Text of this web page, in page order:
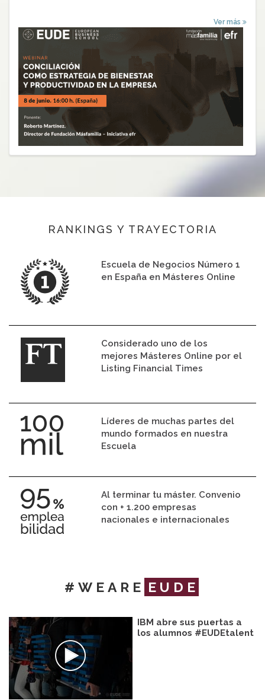
Ver más
RANKINGS Y TRAYECTORIA
Escuela de Negocios Número 1
en España en Másteres Online
Considerado uno de los
mejores Másteres Online por el
Listing Financial Times
Líderes de muchas partes del
mundo formados en nuestra
Escuela
Al terminar tu máster. Convenio
con + 1.200 empresas
nacionales e internacionales
#WEARE EUDE
IBM abre sus puertas a
los alumnos #EUDEtalent